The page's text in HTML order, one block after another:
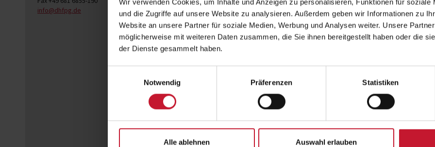
Wir verwenden Cookies, um Inhalte und Anzeigen zu personalisieren, Funktionen für soziale
und die Zugriffe auf unsere Website zu analysieren. Außerdem geben wir Informationen zu
Website an unsere Partner für soziale Medien, Werbung und Analysen weiter. Unsere
möglicherweise mit weiteren Daten zusammen, die Sie ihnen bereitgestellt haben oder die
der Dienste gesammelt haben.
Notwendig
Präferenzen Statistiken
Alle ablehnen Auswahl erlauben
info@dhfpg.de
integrieren, da es schwierig war, Felix
zu filmen. Da ich bereits als
Sitzen' zusammengearbeitet hatte,
Zusammenarbeit war ein weiterer Grund dafür, dass ich für diese
Weltklasse-Skifahrer wie Felix Neureuther zusammenzuarbeiten. Wir
gemacht, an diesem Projekt teilzunehmen."
Die 23-Jährige konnte aus ihrem Praktikum wertvolle Erfahrungen im
Möglichkeit, an der Ausarbeitung von Vermarktungsstrategien für
haben mich in meiner Karriereentwicklung vorangebracht und haben mir
aufzustellen und verschiedene Fähigkeiten zu erwerben."
Zu den Projekten mit Felix Neureuther:
Haltungstipp mit Felix Neureuther: Aufrecht sitzen